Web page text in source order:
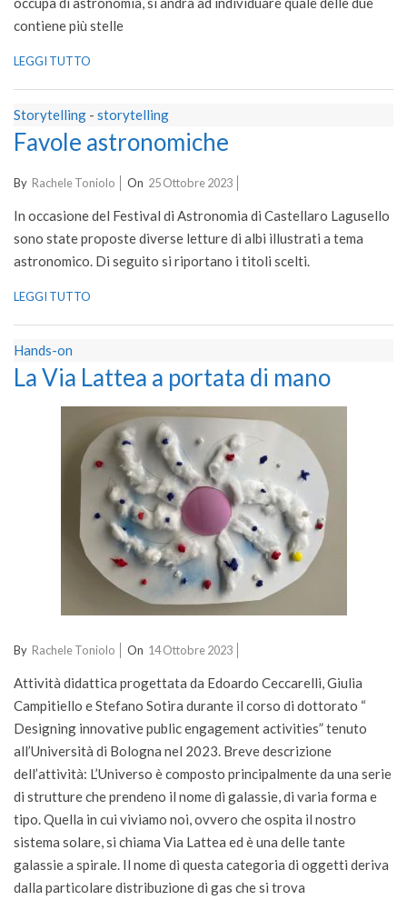
contiene più stelle
LEGGI TUTTO
Storytelling - storytelling
Favole astronomiche
2023-
25
By Rachele Toniolo On 25 Ottobre 2023
In occasione del Festival di Astronomia di Castellaro Lagusello
sono state proposte diverse letture di albi illustrati a tema
astronomico. Di seguito si riportano i titoli scelti.
LEGGI TUTTO
Hands-on
La Via Lattea a portata di mano
2023-
14
By Rachele Toniolo On 14 Ottobre 2023
Attività didattica progettata da Edoardo Ceccarelli, Giulia
Campitiello e Stefano Sotira durante il corso di dottorato “
Designing innovative public engagement activities” tenuto
all’Università di Bologna nel 2023. Breve descrizione
dell’attività: L’Universo è composto principalmente da una serie
di strutture che prendeno il nome di galassie, di varia forma e
tipo. Quella in cui viviamo noi, ovvero che ospita il nostro
sistema solare, si chiama Via Lattea ed è una delle tante
galassie a spirale. Il nome di questa categoria di oggetti deriva
dalla particolare distribuzione di gas che si trova